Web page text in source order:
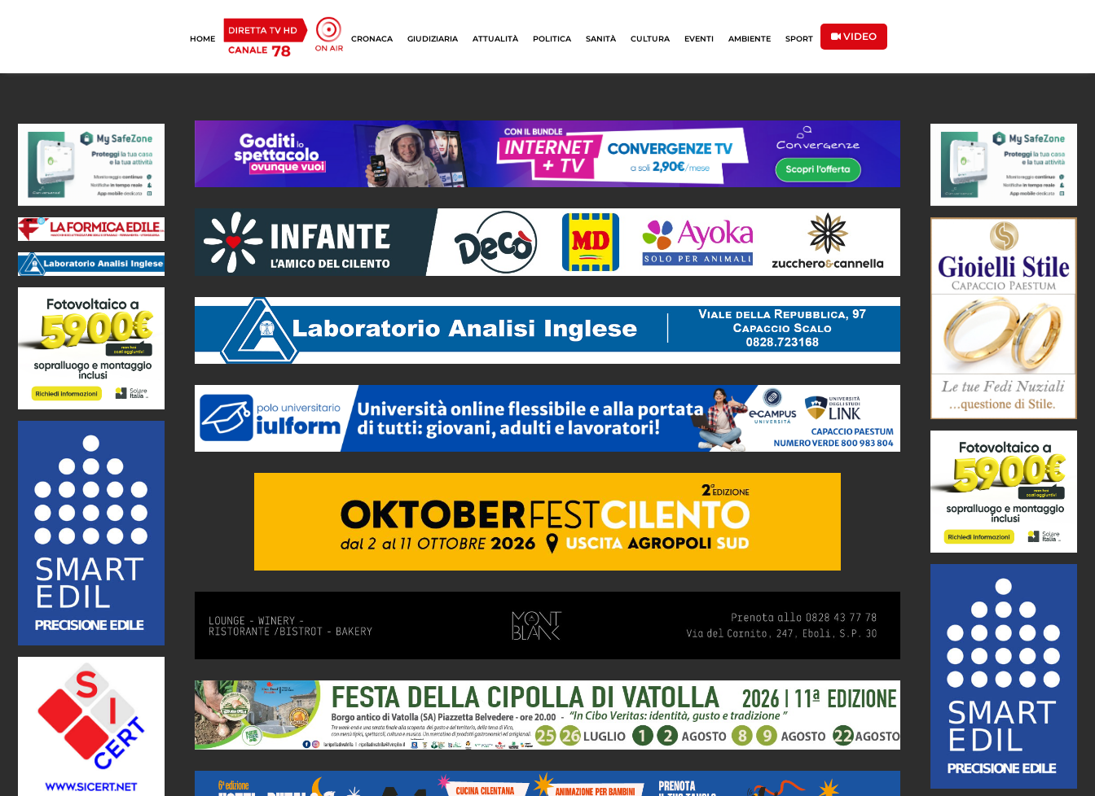
HOME CRONACA GIUDIZIARIA ATTUALITÀ POLITICA SANITÀ CULTURA EVENTI AMBIENTE SPORT VIDEO